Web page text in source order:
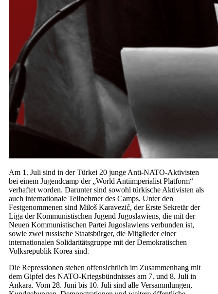
Am 1. Juli sind in der Türkei 20 junge Anti-NATO-Aktivisten
bei einem Jugendcamp der „World Antiimperialist Platform“
verhaftet worden. Darunter sind sowohl türkische Aktivisten als
auch internationale Teilnehmer des Camps. Unter den
Festgenommenen sind Miloš Karavezić, der Erste Sekretär der
Liga der Kommunistischen Jugend Jugoslawiens, die mit der
Neuen Kommunistischen Partei Jugoslawiens verbunden ist,
sowie zwei russische Staatsbürger, die Mitglieder einer
internationalen Solidaritätsgruppe mit der Demokratischen
Volksrepublik Korea sind.
Die Repressionen stehen offensichtlich im Zusammenhang mit
dem Gipfel des NATO-Kriegsbündnisses am 7. und 8. Juli in
Ankara. Vom 28. Juni bis 10. Juli sind alle Versammlungen,